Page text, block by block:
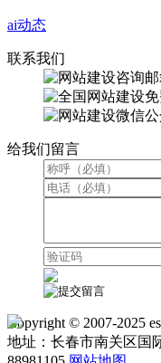
ai动态
联系我们
微信
给我们留言
Copyright © 2007-2025
地址：长春市南关区国